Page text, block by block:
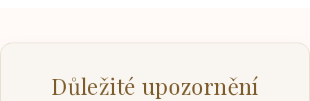
Důležité upozornění